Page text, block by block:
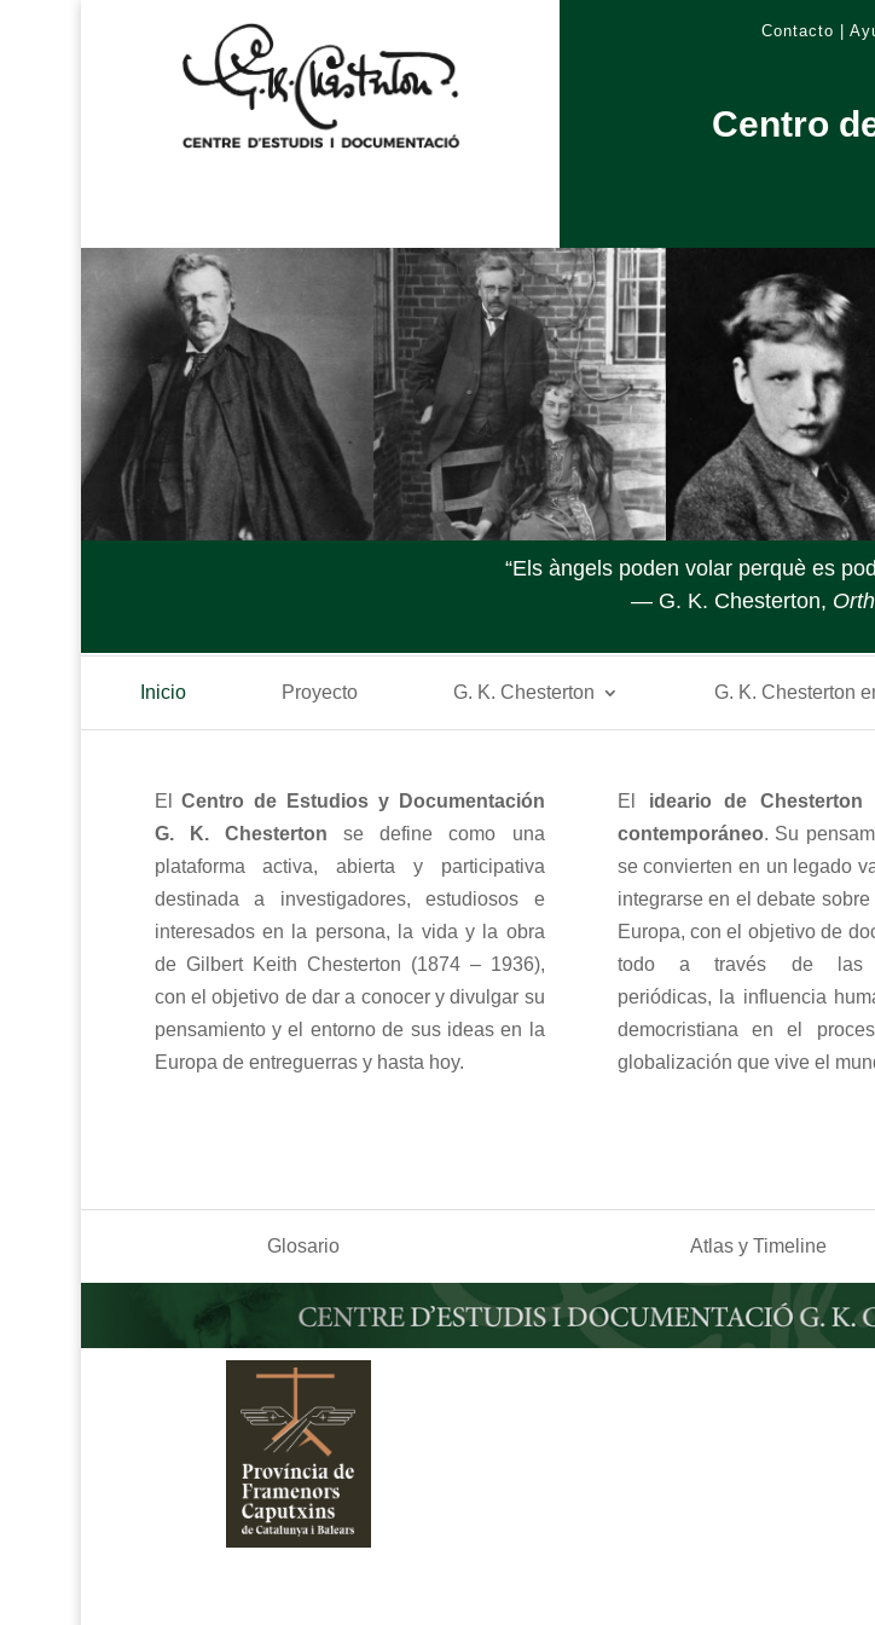
Contacto
Centro
“Els àngels poden volar perquè es
― G. K. Chesterton,
Inicio Proyecto G. K. Chesterton G. K. Chesterton
ElCentro de Estudios y Documentación
G. K. Chesterton se define como una
plataforma activa, abierta y participativa
destinada a investigadores, estudiosos e
interesados en la persona, la vida y la obra
de Gilbert Keith Chesterton (1874 – 1936),
con el objetivo de dar a conocer y divulgar su
pensamiento y el entorno de sus ideas en la
Europa de entreguerras y hasta hoy.
El ideario de
contemporáneo. Su
se convierten en un legado
integrarse en el debate
Europa, con el objetivo de
todo a través de las
periódicas, la influencia
democristiana en el
globalización que vive el
Glosario Atlas y Timeline